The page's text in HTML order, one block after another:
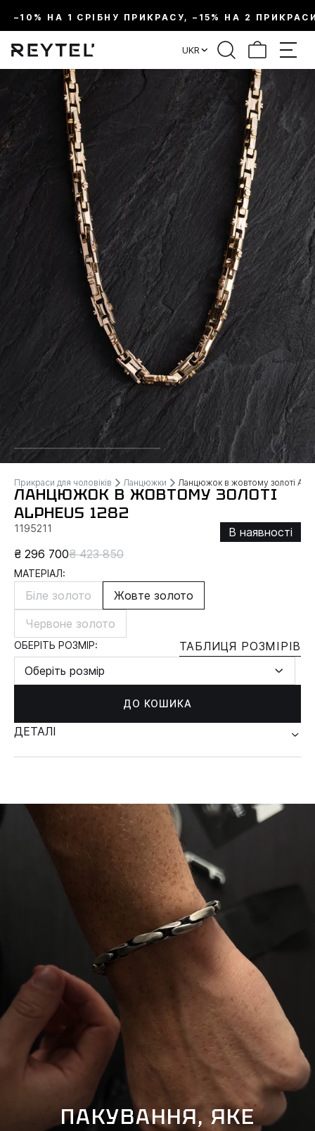
–10% НА 1 СРІБНУ ПРИКРАСУ, –15% НА 2
UKR
Прикраси для чоловіків Ланцюжки Ланцюжок в жовтому золоті
ЛАНЦЮЖОК В ЖОВТОМУ ЗОЛОТІ
ALPHEUS 1282
1195211
В наявності
₴ 296 700₴ 423 850
МАТЕРІАЛ:
Біле золото
Жовте золото
Червоне золото
ОБЕРІТЬ РОЗМІР:
ТАБЛИЦЯ РОЗМІРІВ
Оберіть розмір
ДО КОШИКА
ДЕТАЛІ
ПАКУВАННЯ, ЯКЕ